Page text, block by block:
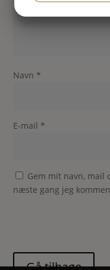
Navn *
E-mail *
Gem mit navn, mail
næste gang jeg